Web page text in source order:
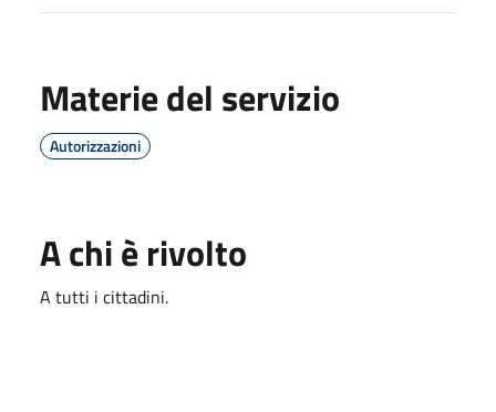
Materie del servizio
Autorizzazioni
A chi è rivolto
A tutti i cittadini.